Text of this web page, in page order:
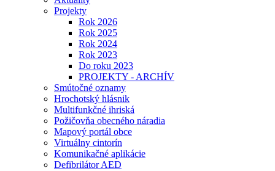
Projekty
Rok 2026
Rok 2025
Rok 2024
Rok 2023
Do roku 2023
PROJEKTY - ARCHÍV
Smútočné oznamy
Hrochotský hlásnik
Multifunkčné ihriská
Požičovňa obecného náradia
Mapový portál obce
Virtuálny cintorín
Komunikačné aplikácie
Defibrilátor AED